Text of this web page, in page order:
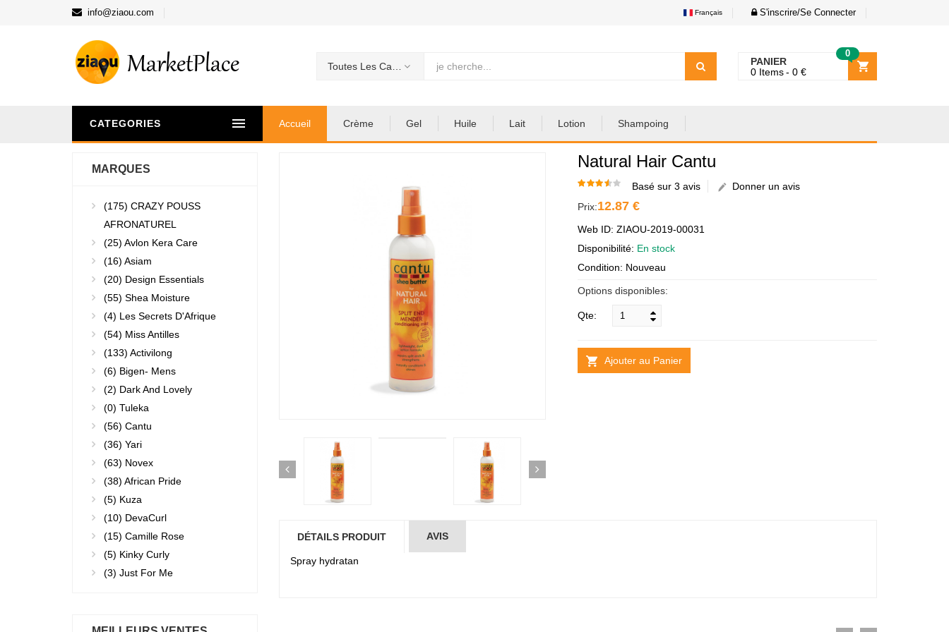
info@ziaou.com Français S'inscrire/Se Connecter
PANIER
0
0 Items 0 €
CATEGORIES Accueil Crème Gel Huile Lait Lotion Shampoing
Natural Hair Cantu
Basé sur 3 avis
Donner un avis
Prix:12.87 €
Web ID: ZIAOU-2019-00031
Disponibilité: En stock
Condition: Nouveau
Options disponibles:
Qte:
Ajouter au Panier
DÉTAILS PRODUIT AVIS
Spray hydratan
MARQUES
(175) CRAZY POUSS
AFRONATUREL
(25) Avlon Kera Care
(16) Asiam
(20) Design Essentials
(55) Shea Moisture
(4) Les Secrets D'Afrique
(54) Miss Antilles
(133) Activilong
(6) Bigen- Mens
(2) Dark And Lovely
(0) Tuleka
(56) Cantu
(36) Yari
(63) Novex
(38) African Pride
(5) Kuza
(10) DevaCurl
(15) Camille Rose
(5) Kinky Curly
(3) Just For Me